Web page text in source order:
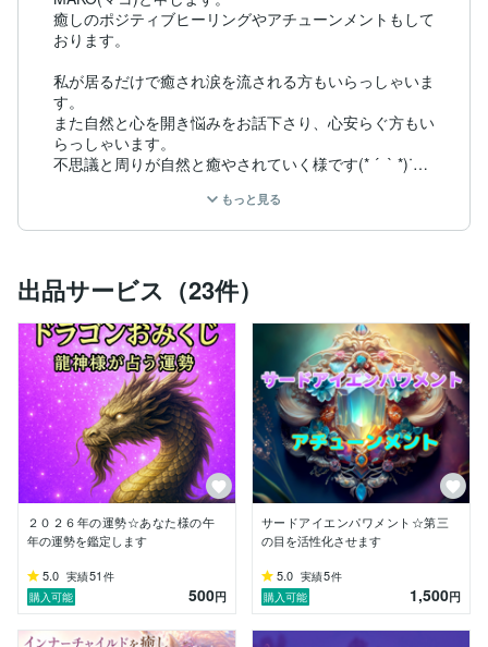
癒しのポジティブヒーリングやアチューンメントもして
おります。
私が居るだけで癒され涙を流される方もいらっしゃいま
す。
また自然と心を開き悩みをお話下さり、心安らぐ方もい
らっしゃいます。
不思議と周りが自然と癒やされていく様です(* ´  ` *)ᐝ
色んな出来事や思いもよらない事に出あいます。
生きているから色んな事が起こりますね。
私も私にしか体験できない数々の悩みを乗り越えてきま
した。
全て意味のある事と捕らえ、これからも自分らしく前進
し続けて行きたいものです(*^^*)
また願いは叶えるものです。叶うまで諦めること無く意
図する事が大切です。
時が経つとちゃんと結果が見えて来ます。叶わない事が
あってもそれはご自分にとって意味の有る事と思いま
す。決してムダではありません。学びとなるでしょう。
少しでも皆様の今のお悩みのお力になれましたらと思い
ます。
今のあなた様に必要なアドバイス、心を癒す。又は、心
を護る。
もっと見る
出品サービス（23件）
２０２６年の運勢☆あなた様の午
年の運勢を鑑定します
5.0 実績51 件
購入可能
500円
サードアイエンパワメント☆第三
の目を活性化させます
5.0 実績5件
購入可能
1,500円